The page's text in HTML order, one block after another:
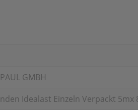
GMBH
Idealast Einzeln Verpackt 5mx